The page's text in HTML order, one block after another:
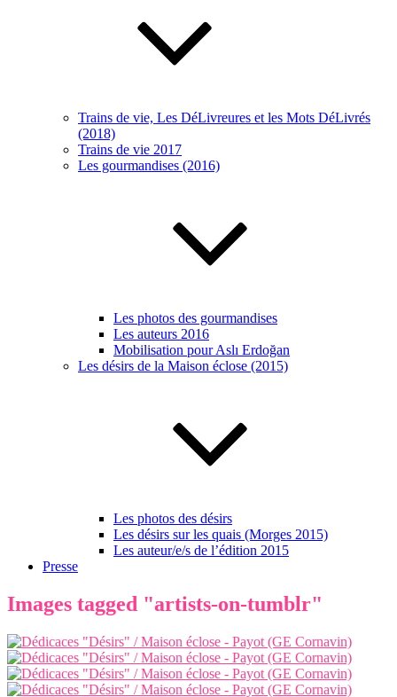
Trains de vie, Les DéLivreures et les Mots DéLivrés
(2018)
Trains de vie 2017
Les gourmandises (2016)
Les photos des gourmandises
Les auteurs 2016
Mobilisation pour Aslı Erdoğan
Les désirs de la Maison éclose (2015)
Les photos des désirs
Les désirs sur les quais (Morges 2015)
Les auteur/e/s de l’édition 2015
Presse
Images tagged "artists-on-tumblr"